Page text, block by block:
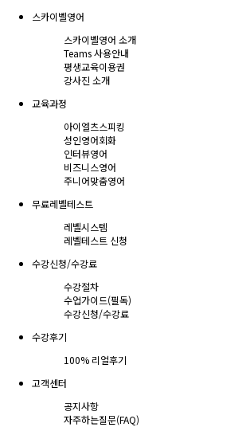
스카이벨영어
스카이벨영어 소개
Teams 사용안내
평생교육이용권
강사진 소개
교육과정
아이엘츠스피킹
성인영어회화
인터뷰영어
비즈니스영어
주니어맞춤영어
무료레벨테스트
레벨시스템
레벨테스트 신청
수강신청/수강료
수강절차
수업가이드(필독)
수강신청/수강료
수강후기
100% 리얼후기
고객센터
공지사항
자주하는질문(FAQ)